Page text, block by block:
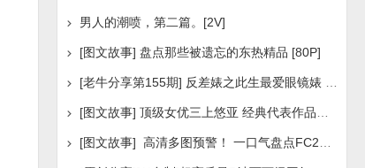
男人的潮喷，第二篇。[2V]
[图文故事] 盘点那些被遗忘的东热精品 [80P]